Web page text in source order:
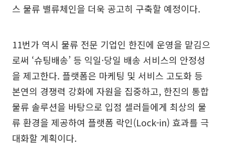
스 물류 밸류체인을 더욱 공고히 구축할 예정이다.
11번가 역시 물류 전문 기업인 한진에 운영을 맡김으
로써 ‘슈팅배송’ 등 익일·당일 배송 서비스의 안정성
을 제고한다. 플랫폼은 마케팅 및 서비스 고도화 등
본연의 경쟁력 강화에 자원을 집중하고, 한진의 통합
물류 솔루션을 바탕으로 입점 셀러들에게 최상의 물
류 환경을 제공하여 플랫폼 락인(Lock-in) 효과를 극
대화할 계획이다.